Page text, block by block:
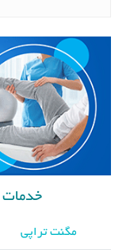
خدمات
مگنت تراپی